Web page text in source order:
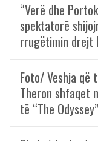
“Verë dhe
spektatorë
rrugëtimin drejt
Foto/ Veshja që
Theron shfaqet
të “The Odyssey”